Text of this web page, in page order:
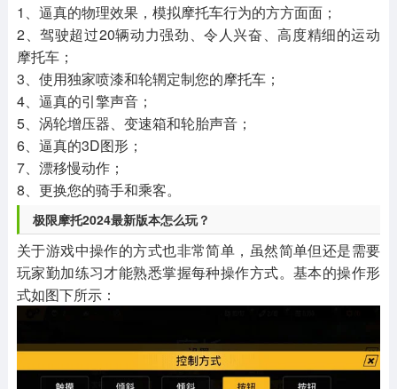
1、逼真的物理效果，模拟摩托车行为的方方面面；
2、驾驶超过20辆动力强劲、令人兴奋、高度精细的运动
摩托车；
3、使用独家喷漆和轮辋定制您的摩托车；
4、逼真的引擎声音；
5、涡轮增压器、变速箱和轮胎声音；
6、逼真的3D图形；
7、漂移慢动作；
8、更换您的骑手和乘客。
极限摩托2024最新版本怎么玩？
关于游戏中操作的方式也非常简单，虽然简单但还是需要
玩家勤加练习才能熟悉掌握每种操作方式。基本的操作形
式如图下所示：